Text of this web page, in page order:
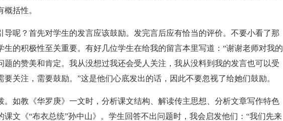
括性。
？首先对学生的发言应该鼓励。发完言后应有恰当的评价。不要小看了那
生的积极性至关重要。有好几位学生在给我的留言本里写道：“谢谢老师对我的
题的赞美和肯定。我从没想过我还会受人关注，我从没料到我的发言也可以受
关注，需要鼓励。”这是他们心底发出的话，因此不要忽视了给她们鼓励。
教《华罗庚》一文时，分析课文结构、解读传主思想、分析文章写作特色
课文《“布衣总统”孙中山》。学生回答不出问题时，我会启发他们：“我们先来